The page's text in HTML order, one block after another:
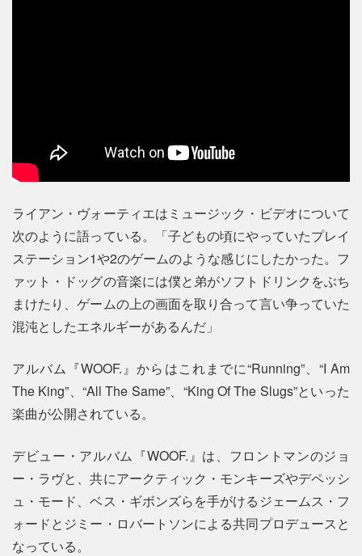
ライアン・ヴォーティエはミュージック・ビデオについて
次のように語っている。「子どもの頃にやっていたプレイ
ステーション1や2のゲームのような感じにしたかった。フ
ァット・ドッグの音楽には僕と弟がソフトドリンクをぶち
まけたり、ゲームの上の画面を取り合って言い争っていた
混沌としたエネルギーがあるんだ」
アルバム『WOOF.』からはこれまでに“Running”、“I Am
The King”、“All The Same”、“King Of The Slugs”といった
楽曲が公開されている。
デビュー・アルバム『WOOF.』は、フロントマンのジョ
ー・ラヴと、共にアークティック・モンキーズやデペッシ
ュ・モード、ベス・ギボンズらを手がけるジェームス・フ
ォードとジミー・ロバートソンによる共同プロデュースと
なっている。